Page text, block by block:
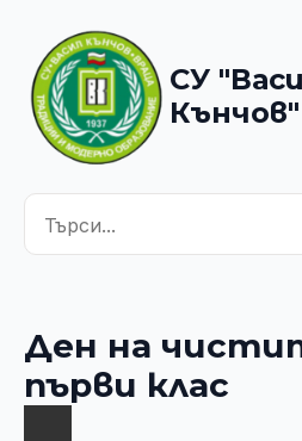
СУ
Кънчов"
Ден на
първи клас